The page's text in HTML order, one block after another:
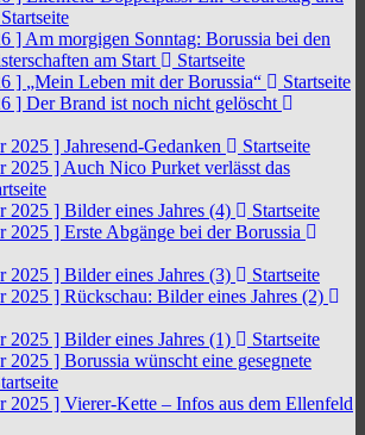
Startseite
] Am morgigen Sonntag: Borussia bei den
am Start
Startseite
] „Mein Leben mit der Borussia“
Startseite
] Der Brand ist noch nicht gelöscht
2025 ] Jahresend-Gedanken
Startseite
2025 ] Auch Nico Purket verlässt das
2025 ] Bilder eines Jahres (4)
Startseite
2025 ] Erste Abgänge bei der Borussia
2025 ] Bilder eines Jahres (3)
Startseite
2025 ] Rückschau: Bilder eines Jahres (2)
2025 ] Bilder eines Jahres (1)
Startseite
2025 ] Borussia wünscht eine gesegnete
2025 ] Vierer-Kette – Infos aus dem Ellenfeld